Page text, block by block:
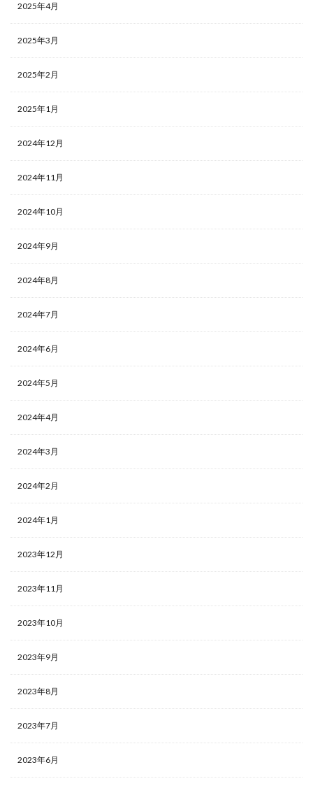
2025年4月
2025年3月
2025年2月
2025年1月
2024年12月
2024年11月
2024年10月
2024年9月
2024年8月
2024年7月
2024年6月
2024年5月
2024年4月
2024年3月
2024年2月
2024年1月
2023年12月
2023年11月
2023年10月
2023年9月
2023年8月
2023年7月
2023年6月